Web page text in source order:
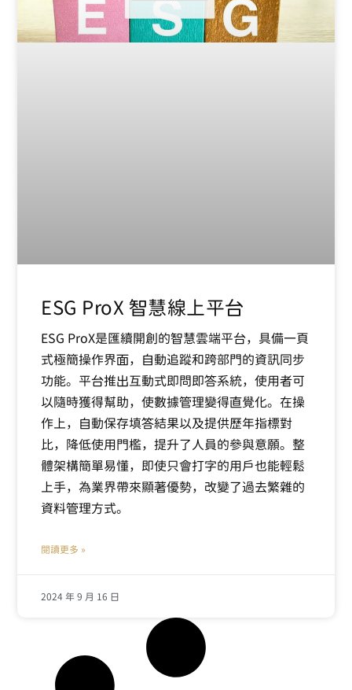
ESG ProX 智慧線上平台
ESG ProX是匯續開創的智慧雲端平台，具備一頁
式極簡操作界面，自動追蹤和跨部門的資訊同步
功能。平台推出互動式即問即答系統，使用者可
以隨時獲得幫助，使數據管理變得直覺化。在操
作上，自動保存填答結果以及提供歷年指標對
比，降低使用門檻，提升了人員的參與意願。整
體架構簡單易懂，即使只會打字的用戶也能輕鬆
上手，為業界帶來顯著優勢，改變了過去繁雜的
資料管理方式。
閱讀更多 »
2024 年 9 月 16 日